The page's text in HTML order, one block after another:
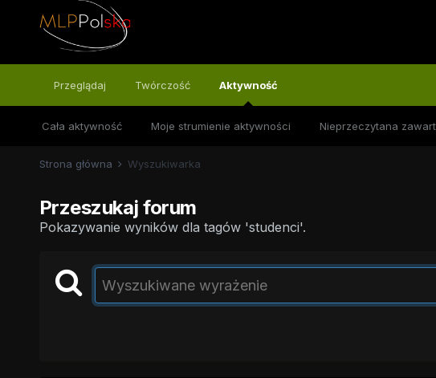
Przeglądaj Twórczość Aktywność
Cała aktywność Moje strumienie aktywności Nieprzeczytana
Strona główna Wyszukiwarka
Przeszukaj forum
Pokazywanie wyników dla tagów 'studenci'.